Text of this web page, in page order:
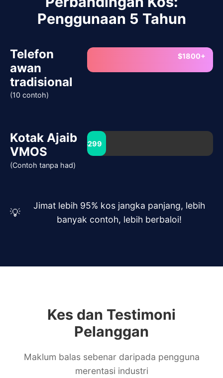
Penggunaan 5 Tahun
Telefon
awan
tradisional
(10 contoh)
$1800+
Kotak Ajaib
VMOS
(Contoh tanpa had)
$299
💡
Jimat lebih 95% kos jangka panjang, lebih
banyak contoh, lebih berbaloi!
Kes dan Testimoni
Pelanggan
Maklum balas sebenar daripada pengguna
merentasi industri